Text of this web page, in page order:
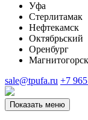
Уфа
Стерлитамак
Нефтекамск
Октябрьский
Оренбург
Магнитогорск
sale@tpufa.ru +7
Показать меню